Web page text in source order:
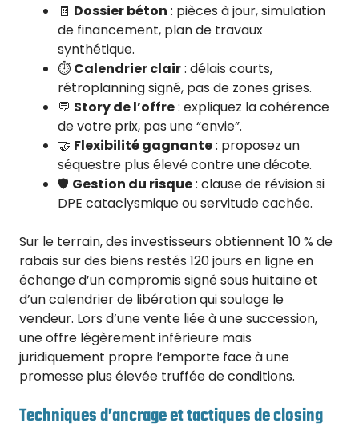
🧾 Dossier béton : pièces à jour, simulation
de financement, plan de travaux
synthétique.
⏱️ Calendrier clair: délais courts,
rétroplanning signé, pas de zones grises.
💬 Story de l’offre: expliquez la cohérence
de votre prix, pas une “envie”.
🤝 Flexibilité gagnante: proposez un
séquestre plus élevé contre une décote.
🛡️ Gestion du risque: clause de révision si
DPE cataclysmique ou servitude cachée.
Sur le terrain, des investisseurs obtiennent 10 % de
rabais sur des biens restés 120 jours en ligne en
échange d’un compromis signé sous huitaine et
d’un calendrier de libération qui soulage le
vendeur. Lors d’une vente liée à une succession,
une offre légèrement inférieure mais
juridiquement propre l’emporte face à une
promesse plus élevée truffée de conditions.
Techniques d’ancrage et tactiques de closing